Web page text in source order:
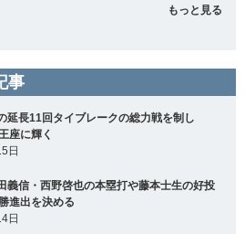
もっと見る
事
延長11回タイブレークの総力戦を制し
座に輝く
日
義信・西野啓也の本塁打や藤本士生の好投
進出を決める
日